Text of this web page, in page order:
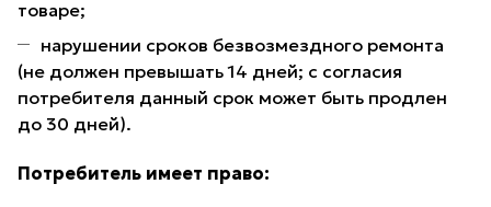
товаре;
нарушении сроков безвозмездного ремонта
(не должен превышать 14 дней; с согласия
потребителя данный срок может быть продлен
до 30 дней).
Потребитель имеет право: